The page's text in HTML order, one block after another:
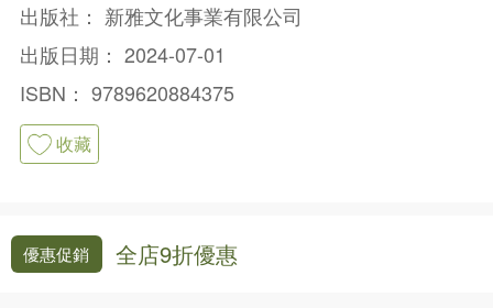
出版社： 新雅文化事業有限公司
出版日期： 2024-07-01
ISBN： 9789620884375
收藏
優惠促銷 全店9折優惠